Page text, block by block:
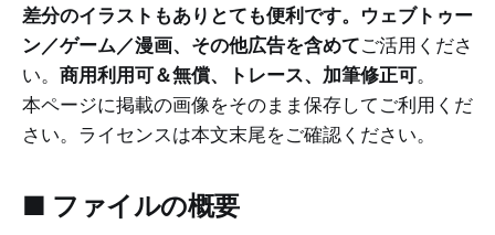
差分のイラストもありとても便利です。ウェブトゥー
ン／ゲーム／漫画、その他広告を含めてご活用くださ
い。 商用利用可＆無償、トレース、加筆修正可。
本ページに掲載の画像をそのまま保存してご利用くだ
さい。ライセンスは本文末尾をご確認ください。
■ ファイルの概要